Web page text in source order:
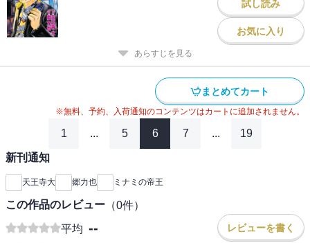
試し読み
お気に入り
あらすじを見る
まとめてカート
※無料、予約、入荷通知のコンテンツはカートに追加されません。
1 ... 5 6 7 ... 19
新刊通知
天王寺大 郷力也 ミナミの帝王
この作品のレビュー （0件）
平均 -- レビューを書く